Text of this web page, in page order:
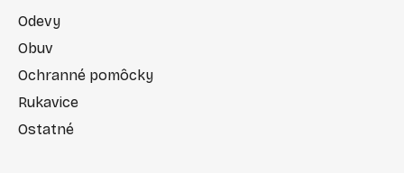
Odevy
Obuv
Ochranné pomôcky
Rukavice
Ostatné